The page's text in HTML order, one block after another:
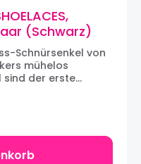
(Schwarz)
Schnürsenkel von
mühelos
sind der erste
die silber-
Look aufwerten.
cm lang und